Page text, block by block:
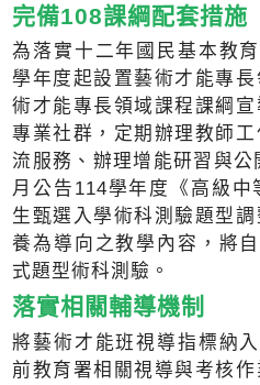
完備108課綱配套措施
為落實十二年國民基本教
學年度起設置藝術才能專
術才能專長領域課程課綱
專業社群，定期辦理教師
流服務、辦理增能研習與
月公告114學年度《高級
生甄選入學術科測驗題型
養為導向之教學內容，將
式題型術科測驗。
落實相關輔導機制
將藝術才能班視導指標納
前教育署相關視導與考核